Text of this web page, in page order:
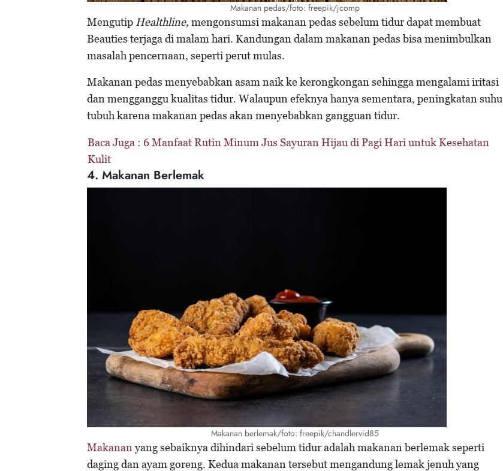
Makanan pedas/foto: freepik/jcomp
Mengutip Healthline, mengonsumsi makanan pedas sebelum tidur dapat membuat
Beauties terjaga di malam hari. Kandungan dalam makanan pedas bisa menimbulkan
masalah pencernaan, seperti perut mulas.
Makanan pedas menyebabkan asam naik ke kerongkongan sehingga mengalami iritasi
dan mengganggu kualitas tidur. Walaupun efeknya hanya sementara, peningkatan suhu
tubuh karena makanan pedas akan menyebabkan gangguan tidur.
Baca Juga : 6 Manfaat Rutin Minum Jus Sayuran Hijau di Pagi Hari untuk Kesehatan
Kulit
4. Makanan Berlemak
Makanan berlemak/foto: freepik/chandlervid85
Makananyang sebaiknya dihindari sebelum tidur adalah makanan berlemak seperti
daging dan ayam goreng. Kedua makanan tersebut mengandung lemak jenuh yang